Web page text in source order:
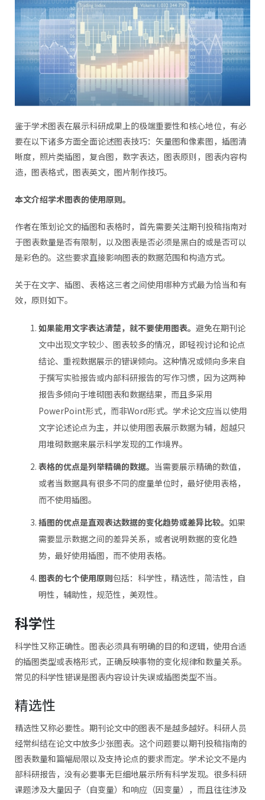
鉴于学术图表在展示科研成果上的极端重要性和核心地位，有必
要在以下诸多方面全面论述图表技巧：矢量图和像素图，插图清
晰度，照片类插图，复合图，数字表达，图表原则，图表内容构
造，图表格式，图表英文，图片制作技巧。
本文介绍学术图表的使用原则。
作者在策划论文的插图和表格时，首先需要关注期刊投稿指南对
于图表数量是否有限制，以及图表是否必须是黑白的或是否可以
是彩色的。这些要求直接影响图表的数据范围和构造方式。
关于在文字、插图、表格这三者之间使用哪种方式最为恰当和有
效，原则如下。
如果能用文字表达清楚，就不要使用图表。 避免在期刊论
文中出现文字较少、图表较多的情况，即轻视讨论和论点
结论、重视数据展示的错误倾向。这种情况或倾向多来自
于撰写实验报告或内部科研报告的写作习惯，因为这两种
报告多倾向于堆砌图表和数据结果，而且多采用
PowerPoint形式，而非Word形式。学术论文应当以使用
文字论述论点为主，并以使用图表展示数据为辅，超越只
用堆砌数据来展示科学发现的工作境界。
表格的优点是列举精确的数据。 当需要展示精确的数值，
或者当数据具有很多不同的度量单位时，最好使用表格，
而不使用插图。
插图的优点是直观表达数据的变化趋势或差异比较。 如果
需要显示数据之间的差异关系，或者说明数据的变化趋
势，最好使用插图，而不使用表格。
图表的七个使用原则包括：科学性，精选性，简洁性，自
明性，辅助性，规范性，美观性。
科学性
科学性又称正确性。图表必须具有明确的目的和逻辑，使用合适
的插图类型或表格形式，正确反映事物的变化规律和数量关系。
常见的科学性错误是图表内容设计失误或插图类型不当。
精选性
精选性又称必要性。期刊论文中的图表不是越多越好。科研人员
经常纠结在论文中放多少张图表。这个问题要以期刊投稿指南的
图表数量和篇幅局限以及支持论点的要求而定。学术论文不是内
部科研报告，没有必要事无巨细地展示所有科学发现。很多科研
课题涉及大量因子（自变量）和响应（因变量），而且往往涉及